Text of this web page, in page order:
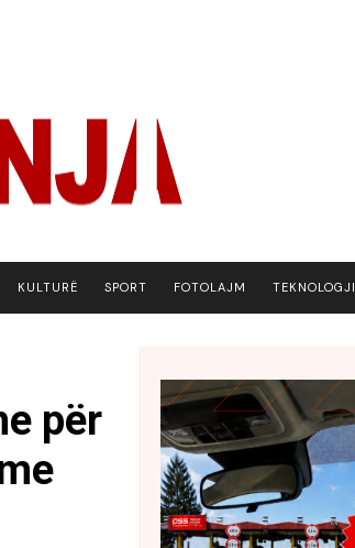
KULTURË SPORT FOTOLAJM TEKNOLOGJI
për